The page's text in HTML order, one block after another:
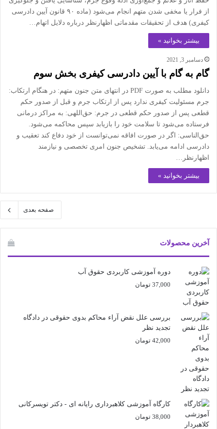
از فرار یا مخفی شدن متهم انجام می‌شود (ماده ۹۰ قانون آیین دادرسی
کیفری) هدف از تحقیقات مقدماتی اظهارنظر درباره دلایل اتهام…
بیشتر بخوانید »
دسامبر 3, 2021
گام به گام با آیین دادرسی کیفری بخش سوم
دانلود مطلب به صورت PDF در انتهای متن جنون متهم: در هنگام ارتکاب:
جرم مسئولیت کیفری ندارد پس از ارتکاب جرم و قبل از صدور حکم
قطعی پس از صدور حکم قطعی در جرم: حق‌اللهی: به مراکز درمانی
فرستاده می‌شود تا سلامت خود را بازیابد سپس محاکمه می‌شود.
حق‌الناسی: اگر در صورت افاقه نمی‌توانست از خود دفاع کند تعقیب و
دادرسی ادامه می‌یابد. تشخیص جنون امری تخصصی و نیازمند
اظهارنظر…
بیشتر بخوانید »
صفحه بعدی
آخرین محصولات
دوره آموزشی کاربردی حقوق آب
37,000 تومان
بررسی علل نقض آراء محاکم بدوی حقوقی در دادگاه
تجدید نظر
42,000 تومان
کارگاه آموزشی کلاهبرداری رایانه ای - دکتر تویسرکانی
38,000 تومان